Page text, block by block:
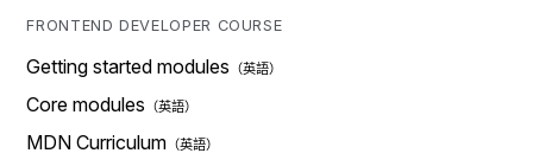
FRONTEND DEVELOPER COURSE
Getting started modules
Core modules
MDN Curriculum